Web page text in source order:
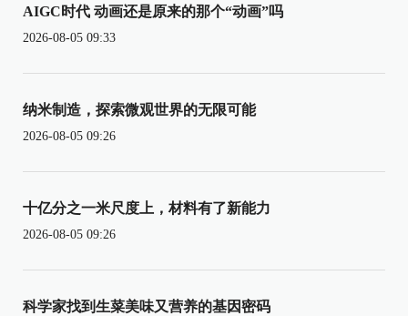
AIGC时代 动画还是原来的那个“动画”吗
2026-08-05 09:33
纳米制造，探索微观世界的无限可能
2026-08-05 09:26
十亿分之一米尺度上，材料有了新能力
2026-08-05 09:26
科学家找到生菜美味又营养的基因密码